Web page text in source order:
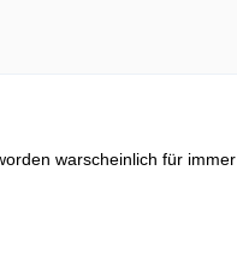
warscheinlich für immer